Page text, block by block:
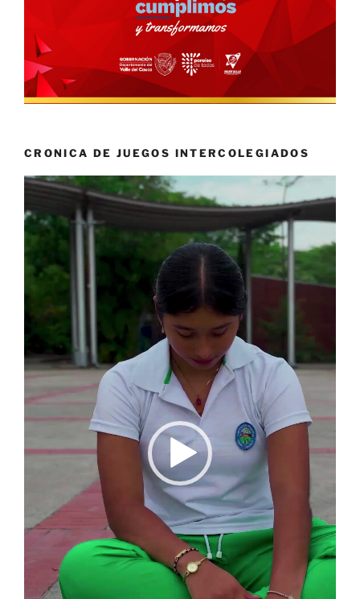
CRONICA DE JUEGOS INTERCOLEGIADOS
Reproductor
vídeo